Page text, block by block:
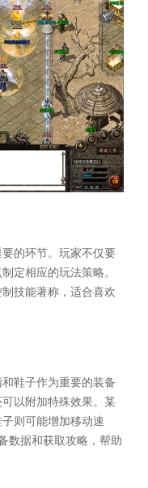
的环节。玩家不仅要
定相应的玩法策略。
技能著称，适合喜欢
鞋子作为重要的装备
以附加特殊效果。某
则可能增加移动速
数据和获取攻略，帮助